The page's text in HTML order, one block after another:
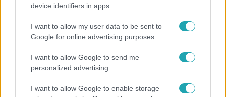
device identifiers in apps.
I want to allow my user data to be sent to
Google for online advertising purposes.
I want to allow Google to send me
personalized advertising.
I want to allow Google to enable storage